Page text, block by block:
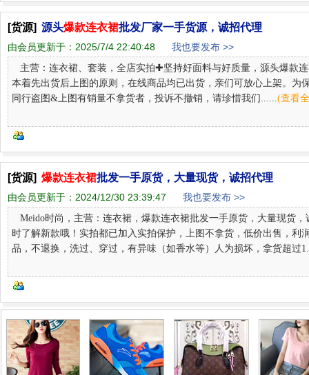
[货源] 源头爆款连衣裙批发厂家一手货源，诚招代理
由会员更新于： 2025/7/4 22:40:48 我也要发布 >>
主营：连衣裙、套装，全店实拍✚坚持好面料与好质量，源头爆款
本着先出货后上图的原则，在线商品均已出货，亲们可放心上架。
同行盗图&上图有销量不拿货者，投诉不撤销，请珍惜我们......(查看
[货源] 爆款连衣裙批发一手原货，大量现货，诚招代理
由会员更新于： 2024/12/30 23:39:47 我也要发布 >>
Meido时尚，主营：连衣裙，爆款连衣裙批发一手原货，大量现货
时了解新款哦！实拍都已加入实拍保护，上图不拿货，低价出售，
品，不退换，洗过、穿过，有异味（如香水等）人为损坏，拿货超过